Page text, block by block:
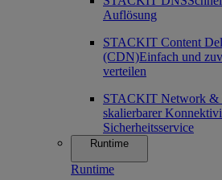
Auflösung
STACKIT Content
(CDN)Einfach und
verteilen
STACKIT Network &
skalierbarer
Sicherheitsservice
Runtime
Runtime